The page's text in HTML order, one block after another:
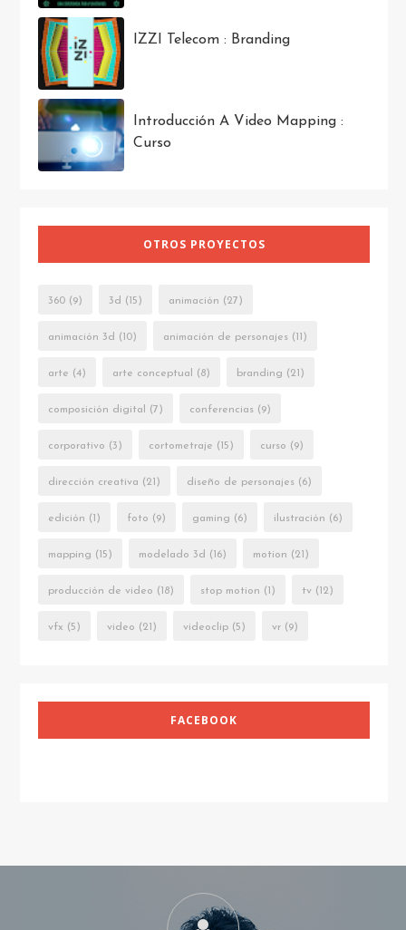
IZZI Telecom : Branding
Introducción A Video Mapping :
Curso
OTROS PROYECTOS
360 (9) 3d (15) animación (27)
animación 3d (10) animación de personajes (11)
arte (4) arte conceptual (8) branding (21)
composición digital (7) conferencias (9)
corporativo (3) cortometraje (15) curso (9)
dirección creativa (21) diseño de personajes (6)
edición (1) foto (9) gaming (6) ilustración (6)
mapping (15) modelado 3d (16) motion (21)
producción de video (18) stop motion (1) tv (12)
vfx (5) video (21) videoclip (5) vr (9)
FACEBOOK